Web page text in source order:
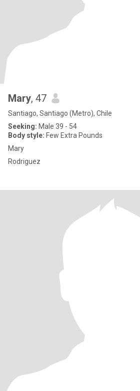
Mary, 47
Santiago, Santiago (Metro), Chile
Seeking: Male 39 - 54
Body style: Few Extra Pounds
Mary
Rodriguez